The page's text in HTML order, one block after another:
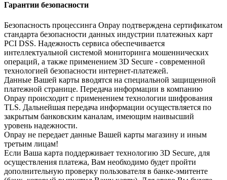
Гарантии безопасности
Безопасность процессинга Onpay подтверждена сертификатом
стандарта безопасности данных индустрии платежных карт
PCI DSS. Надежность сервиса обеспечивается
интеллектуальной системой мониторинга мошеннических
операций, а также применением 3D Secure - современной
технологией безопасности интернет-платежей.
Данные Вашей карты вводятся на специальной защищенной
платежной странице. Передача информации в компанию
Onpay происходит с применением технологии шифрования
TLS. Дальнейшая передача информации осуществляется по
закрытым банковским каналам, имеющим наивысший
уровень надежности.
Onpay не передает данные Вашей карты магазину и иным
третьим лицам!
Если Ваша карта поддерживает технологию 3D Secure, для
осуществления платежа, Вам необходимо будет пройти
дополнительную проверку пользователя в банке-эмитенте